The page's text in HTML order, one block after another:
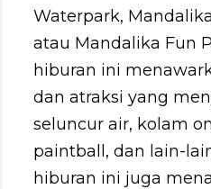
Waterpark,
atau Mandalika Fun
hiburan ini
dan atraksi yang
seluncur air, kolam
paintball, dan lain-
hiburan ini juga